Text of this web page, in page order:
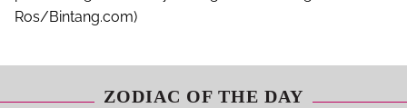
Ros/Bintang.com)
ZODIAC OF THE DAY